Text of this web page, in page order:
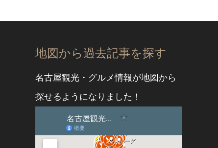
地図から過去記事を探す
名古屋観光・グルメ情報が地図から
探せるようになりました！